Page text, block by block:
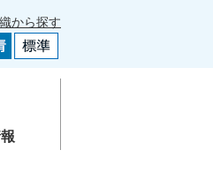
から探す